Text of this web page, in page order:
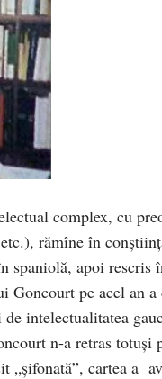
complex, cu
rămîne în
spaniolă, apoi rescris
Goncourt pe acel an a
intelectualitatea
n-a retras totuşi
„şifonată”, cartea a